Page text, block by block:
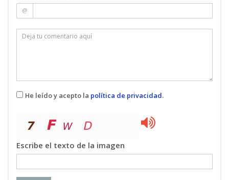
@
He leído y acepto la política de privacidad.
Escribe el texto de la imagen